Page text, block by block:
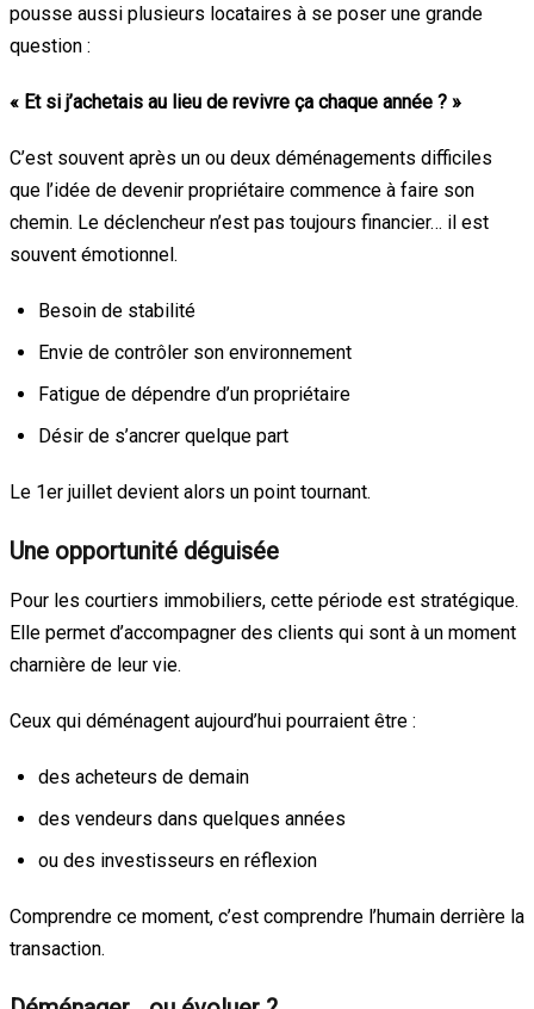
pousse aussi plusieurs locataires à se poser une grande
question :
« Et si j’achetais au lieu de revivre ça chaque année ? »
C’est souvent après un ou deux déménagements difficiles
que l’idée de devenir propriétaire commence à faire son
chemin. Le déclencheur n’est pas toujours financier… il est
souvent émotionnel.
Besoin de stabilité
Envie de contrôler son environnement
Fatigue de dépendre d’un propriétaire
Désir de s’ancrer quelque part
Le 1er juillet devient alors un point tournant.
Une opportunité déguisée
Pour les courtiers immobiliers, cette période est stratégique.
Elle permet d’accompagner des clients qui sont à un moment
charnière de leur vie.
Ceux qui déménagent aujourd’hui pourraient être :
des acheteurs de demain
des vendeurs dans quelques années
ou des investisseurs en réflexion
Comprendre ce moment, c’est comprendre l’humain derrière la
transaction.